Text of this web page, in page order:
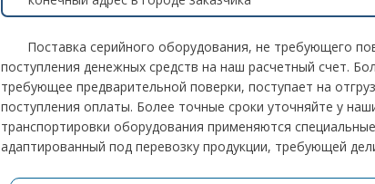
Поставка серийного оборудования, не требующего
поступления денежных средств на наш расчетный счет.
требующее предварительной поверки, поступает на
поступления оплаты. Более точные сроки уточняйте у
транспортировки оборудования применяются
адаптированный под перевозку продукции, требующей